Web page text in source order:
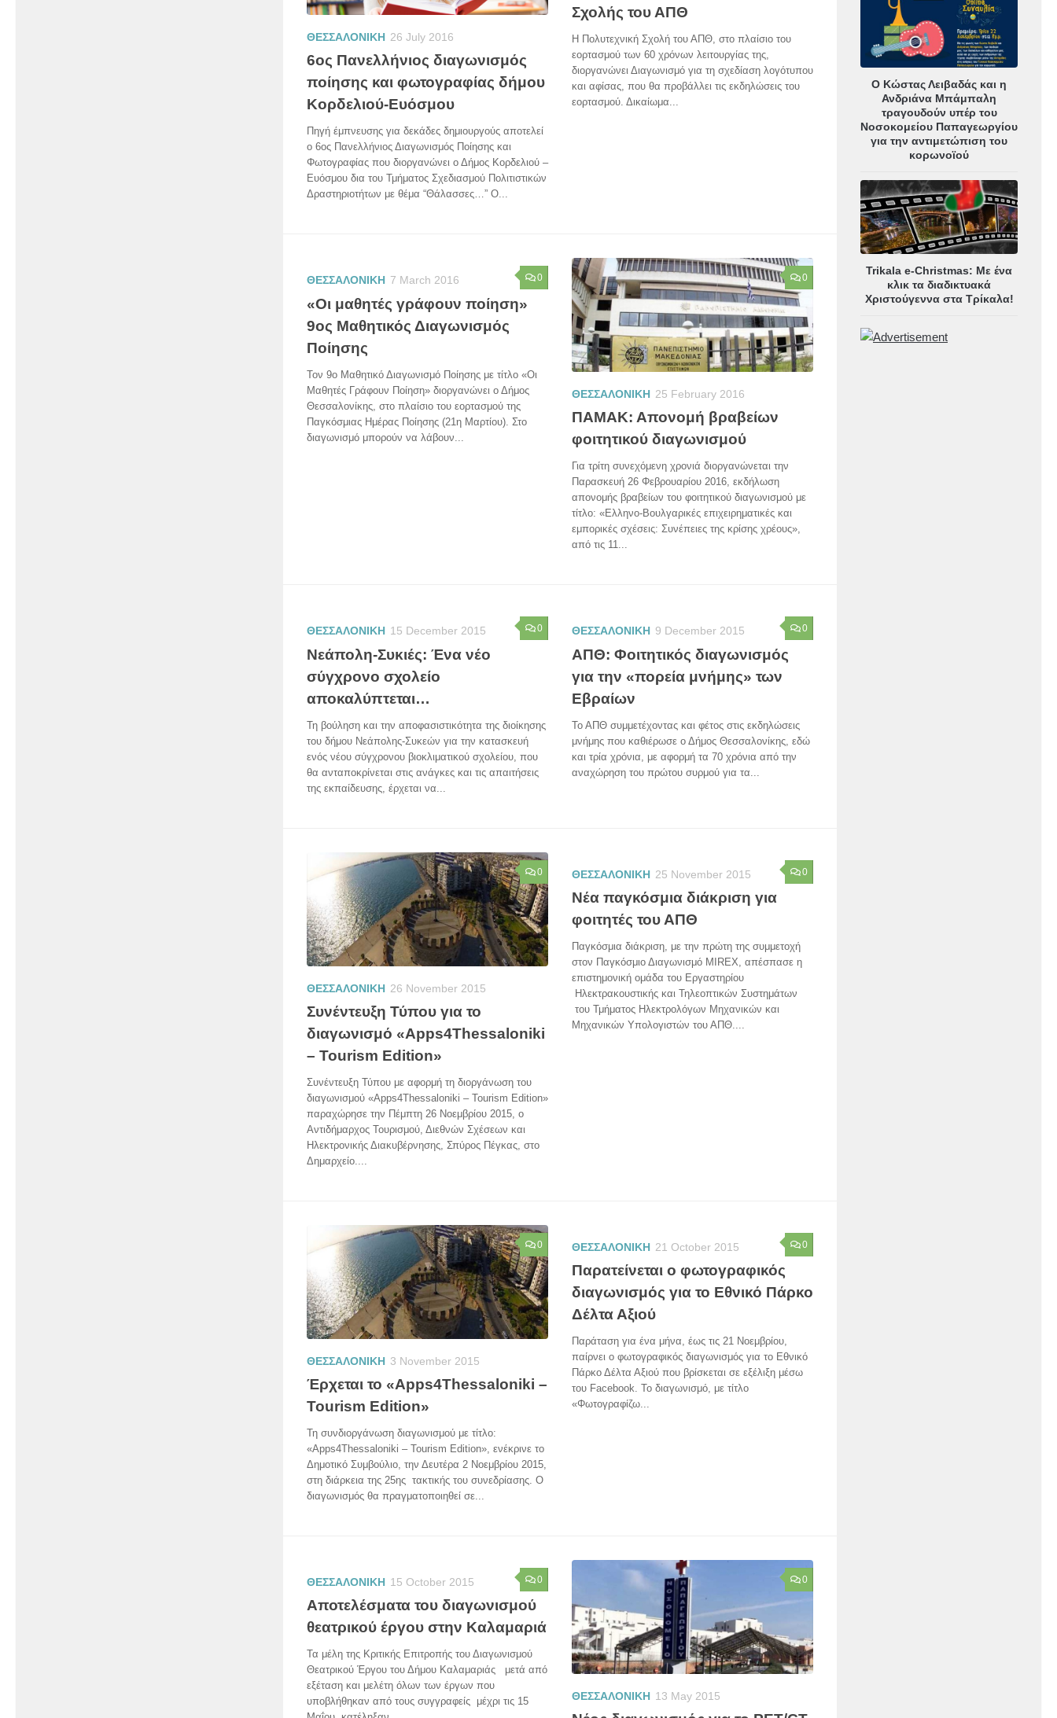
ΘΕΣΣΑΛΟΝΙΚΗ 26 July 2016
6ος Πανελλήνιος διαγωνισμός
ποίησης και φωτογραφίας δήμου
Κορδελιού-Ευόσμου
Πηγή έμπνευσης για δεκάδες δημιουργούς αποτελεί
ο 6ος Πανελλήνιος Διαγωνισμός Ποίησης και
Φωτογραφίας που διοργανώνει ο Δήμος Κορδελιού –
Ευόσμου δια του Τμήματος Σχεδιασμού Πολιτιστικών
Δραστηριοτήτων με θέμα “Θάλασσες…” Ο...
Σχολής του ΑΠΘ
Η Πολυτεχνική Σχολή του ΑΠΘ, στο πλαίσιο του
εορτασμού των 60 χρόνων λειτουργίας της,
διοργανώνει Διαγωνισμό για τη σχεδίαση λογότυπου
και αφίσας, που θα προβάλλει τις εκδηλώσεις του
εορτασμού. Δικαίωμα...
0
ΘΕΣΣΑΛΟΝΙΚΗ 7 March 2016
«Οι μαθητές γράφουν ποίηση»
9ος Μαθητικός Διαγωνισμός
Ποίησης
Τον 9ο Μαθητικό Διαγωνισμό Ποίησης με τίτλο «Οι
Μαθητές Γράφουν Ποίηση» διοργανώνει ο Δήμος
Θεσσαλονίκης, στο πλαίσιο του εορτασμού της
Παγκόσμιας Ημέρας Ποίησης (21η Μαρτίου). Στο
διαγωνισμό μπορούν να λάβουν...
0
ΘΕΣΣΑΛΟΝΙΚΗ 25 February 2016
ΠΑΜΑΚ: Απονομή βραβείων
φοιτητικού διαγωνισμού
Για τρίτη συνεχόμενη χρονιά διοργανώνεται την
Παρασκευή 26 Φεβρουαρίου 2016, εκδήλωση
απονομής βραβείων του φοιτητικού διαγωνισμού με
τίτλο: «Ελληνο-Βουλγαρικές επιχειρηματικές και
εμπορικές σχέσεις: Συνέπειες της κρίσης χρέους»,
από τις 11...
0
ΘΕΣΣΑΛΟΝΙΚΗ 15 December 2015
Νεάπολη-Συκιές: Ένα νέο
σύγχρονο σχολείο
αποκαλύπτεται…
Τη βούληση και την αποφασιστικότητα της διοίκησης
του δήμου Νεάπολης-Συκεών για την κατασκευή
ενός νέου σύγχρονου βιοκλιματικού σχολείου, που
θα ανταποκρίνεται στις ανάγκες και τις απαιτήσεις
της εκπαίδευσης, έρχεται να...
0
ΘΕΣΣΑΛΟΝΙΚΗ 9 December 2015
ΑΠΘ: Φοιτητικός διαγωνισμός
για την «πορεία μνήμης» των
Εβραίων
Το ΑΠΘ συμμετέχοντας και φέτος στις εκδηλώσεις
μνήμης που καθιέρωσε ο Δήμος Θεσσαλονίκης, εδώ
και τρία χρόνια, με αφορμή τα 70 χρόνια από την
αναχώρηση του πρώτου συρμού για τα...
0
ΘΕΣΣΑΛΟΝΙΚΗ 26 November 2015
Συνέντευξη Τύπου για το
διαγωνισμό «Apps4Thessaloniki
– Tourism Edition»
Συνέντευξη Τύπου με αφορμή τη διοργάνωση του
διαγωνισμού «Apps4Thessaloniki – Tourism Edition»
παραχώρησε την Πέμπτη 26 Νοεμβρίου 2015, ο
Αντιδήμαρχος Τουρισμού, Διεθνών Σχέσεων και
Ηλεκτρονικής Διακυβέρνησης, Σπύρος Πέγκας, στο
Δημαρχείο....
0
ΘΕΣΣΑΛΟΝΙΚΗ 25 November 2015
Νέα παγκόσμια διάκριση για
φοιτητές του ΑΠΘ
Παγκόσμια διάκριση, με την πρώτη της συμμετοχή
στον Παγκόσμιο Διαγωνισμό MIREX, απέσπασε η
επιστημονική ομάδα του Εργαστηρίου
Ηλεκτρακουστικής και Τηλεοπτικών Συστημάτων
του Τμήματος Ηλεκτρολόγων Μηχανικών και
Μηχανικών Υπολογιστών του ΑΠΘ....
0
ΘΕΣΣΑΛΟΝΙΚΗ 3 November 2015
Έρχεται το «Apps4Thessaloniki –
Tourism Edition»
Τη συνδιοργάνωση διαγωνισμού με τίτλο:
«Apps4Thessaloniki – Tourism Edition», ενέκρινε το
Δημοτικό Συμβούλιο, την Δευτέρα 2 Νοεμβρίου 2015,
στη διάρκεια της 25ης τακτικής του συνεδρίασης. Ο
διαγωνισμός θα πραγματοποιηθεί σε...
0
ΘΕΣΣΑΛΟΝΙΚΗ 21 October 2015
Παρατείνεται ο φωτογραφικός
διαγωνισμός για το Εθνικό Πάρκο
Δέλτα Αξιού
Παράταση για ένα μήνα, έως τις 21 Νοεμβρίου,
παίρνει ο φωτογραφικός διαγωνισμός για το Εθνικό
Πάρκο Δέλτα Αξιού που βρίσκεται σε εξέλιξη μέσω
του Facebook. To διαγωνισμό, με τίτλο
«Φωτογραφίζω...
0
ΘΕΣΣΑΛΟΝΙΚΗ 15 October 2015
Αποτελέσματα του διαγωνισμού
θεατρικού έργου στην Καλαμαριά
Τα μέλη της Κριτικής Επιτροπής του Διαγωνισμού
Θεατρικού Έργου του Δήμου Καλαμαριάς μετά από
εξέταση και μελέτη όλων των έργων που
υποβλήθηκαν από τους συγγραφείς μέχρι τις 15
0
ΘΕΣΣΑΛΟΝΙΚΗ 13 May 2015
Ο Κώστας Λειβαδάς και η
Ανδριάνα Μπάμπαλη
τραγουδούν υπέρ του
Νοσοκομείου Παπαγεωργίου
για την αντιμετώπιση του
κορωνοϊού
Trikala e-Christmas: Με ένα
κλικ τα διαδικτυακά
Χριστούγεννα στα Τρίκαλα!